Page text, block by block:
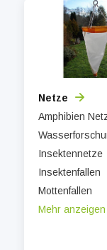
Netze
Amphibien
Insektennetze
Insektenfallen
Mottenfallen
Mehr anzeigen